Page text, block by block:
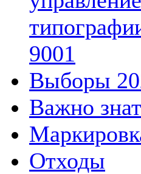
9001
Выборы
Важно
Отходы